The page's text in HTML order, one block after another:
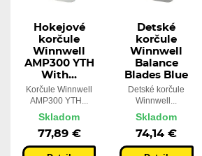
Hokejové
korčule
Winnwell
AMP300 YTH
With...
Korčule Winnwell
AMP300 YTH...
Skladom
77,89 €
Detské
korčule
Winnwell
Balance
Blades Blue
Detské korčule
Winnwell...
Skladom
74,14 €